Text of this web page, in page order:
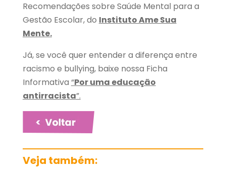
Recomendações sobre Saúde Mental para a
Gestão Escolar, do Instituto Ame Sua
Mente.
Já, se você quer entender a diferença entre
racismo e bullying, baixe nossa Ficha
Informativa “Por uma educação
antirracista”.
Veja também: